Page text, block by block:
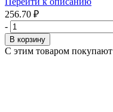
256.70 ₽
-
В корзину
С этим товаром покупают